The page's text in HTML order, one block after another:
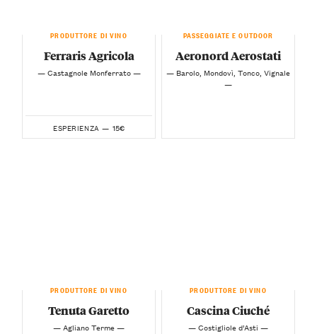
PRODUTTORE DI VINO
Ferraris Agricola
— Castagnole Monferrato —
ESPERIENZA — 15€
PASSEGGIATE E OUTDOOR
Aeronord Aerostati
— Barolo, Mondovì, Tonco, Vignale
—
PRODUTTORE DI VINO
Tenuta Garetto
— Agliano Terme —
PRODUTTORE DI VINO
Cascina Ciuché
— Costigliole d’Asti —